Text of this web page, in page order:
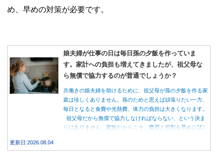
め、早めの対策が必要です。
娘夫婦が仕事の日は毎日孫の夕飯を作っていま
す。家計への負担も増えてきましたが、祖父母な
ら無償で協力するのが普通でしょうか？
共働きの娘夫婦を助けるために、祖父母が孫の夕飯を作る家
庭は珍しくありません。孫のためと思えば頑張りたい一方、
毎日となると食費や光熱費、体力の負担は大きくなります。
祖父母だから無償で協力しなければならない、という決ま
りはありません。家族だからこそ、費用と役割を早めに話し
更新日:2026.08.04